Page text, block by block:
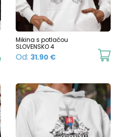
This
has
multiple
variants.
The
Mikina s potlačou
SLOVENSKO 4
Od: 31.90 €